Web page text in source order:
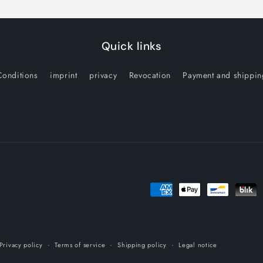
Quick links
imprint privacy Revocation Payment and
Payment
Privacy policy Terms of service Shipping policy Legal notice